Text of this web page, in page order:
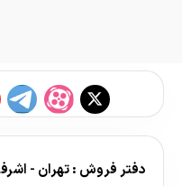
دفتر فروش : تهران -